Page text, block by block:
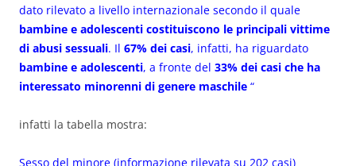
dato rilevato a livello internazionale secondo il quale
bambine e adolescenti costituiscono le principali vittime
di abusi sessuali. Il 67% dei casi, infatti, ha riguardato
bambine e adolescenti, a fronte del 33% dei casi che ha
interessato minorenni di genere maschile “
infatti la tabella mostra:
Sesso del minore (informazione rilevata su 202 casi)